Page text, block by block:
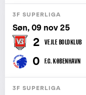
3F SUPERLIGA
Søn, 09 nov 25
2 VEJLE BOLDKLUB
0 F.C. KØBENHAVN
3F SUPERLIGA